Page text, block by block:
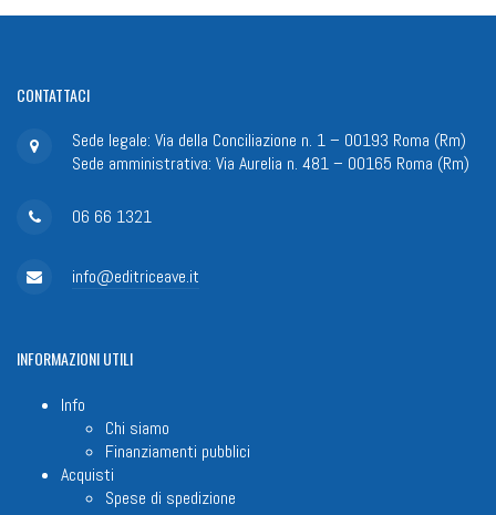
CONTATTACI
Sede legale: Via della Conciliazione n. 1 – 00193 Roma (Rm)
Sede amministrativa: Via Aurelia n. 481 – 00165 Roma (Rm)
06 66 1321
info@editriceave.it
INFORMAZIONIUTILI
Info
Chi siamo
Finanziamenti pubblici
Acquisti
Spese di spedizione